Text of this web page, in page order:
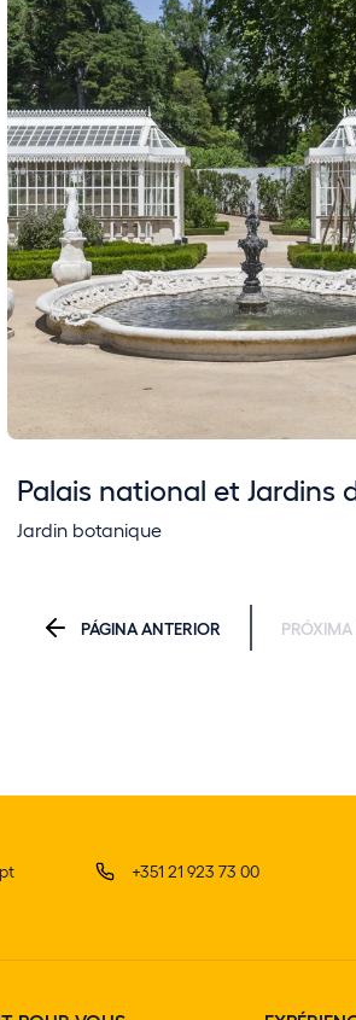
Palais national et Jardins
Jardin botanique
PÁGINA ANTERIOR PRÓXIMA
+351 21 923 73 00